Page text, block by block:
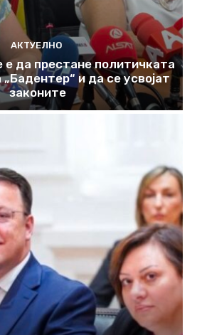
АКТУЕЛНО
е да престане политичката
и да се усвојат
законите